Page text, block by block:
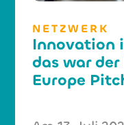
NETZWERK
Innovation
das war
Europe